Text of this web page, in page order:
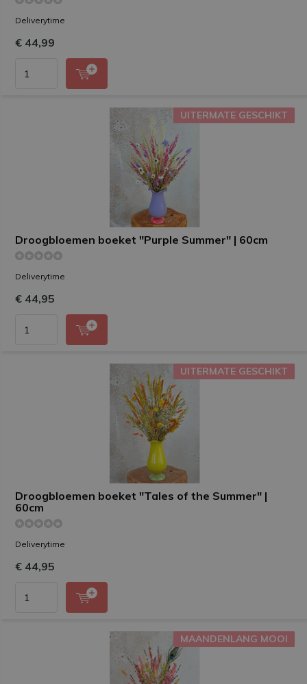
Deliverytime
€ 44,99
Droogbloemen boeket "Purple Summer" | 60cm
Deliverytime
UITERMATE GESCHIKT
€ 44,95
UITERMATE GESCHIKT
Droogbloemen boeket "Tales of the Summer" |
60cm
Deliverytime
UITERMATE GESCHIKT
€ 44,95
UITERMATE GESCHIKT
MAANDENLANG MOOI
MAANDENLANG MOOI